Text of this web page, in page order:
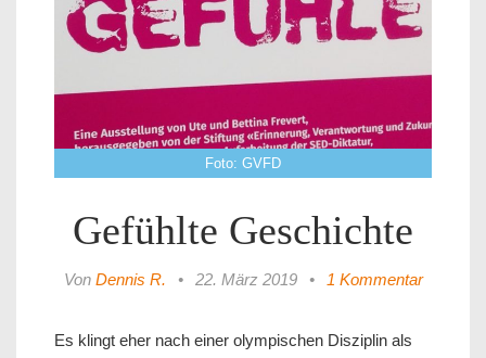
Foto: GVFD
Gefühlte Geschichte
Von Dennis R. • 22. März 2019 • 1 Kommentar
Es klingt eher nach einer olympischen Disziplin als